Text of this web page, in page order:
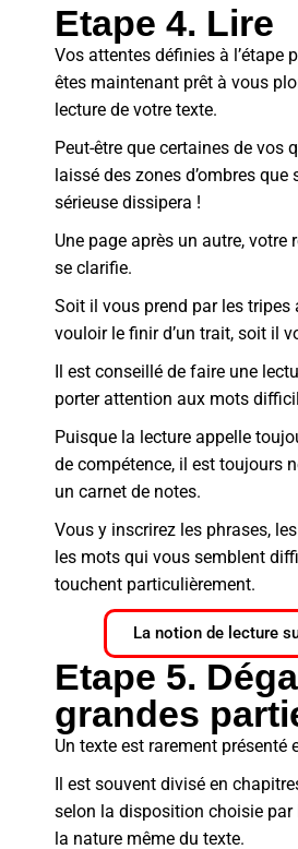
Etape 4. Lire
Vos attentes définies à l’étape
êtes maintenant prêt à vous
lecture de votre texte.
Peut-être que certaines de vos
laissé des zones d’ombres que
sérieuse dissipera !
Une page après un autre, votre
se clarifie.
Soit il vous prend par les tripes
vouloir le finir d’un trait, soit il
Il est conseillé de faire une
porter attention aux mots
Puisque la lecture appelle
de compétence, il est toujours
un carnet de notes.
Vous y inscrirez les phrases,
les mots qui vous semblent
touchent particulièrement.
La notion de lecture
Etape 5.
grandes
Un texte est rarement présenté
Il est souvent divisé en
selon la disposition choisie par
la nature même du texte.